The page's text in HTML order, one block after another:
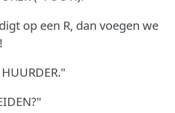
op een R, dan voegen we